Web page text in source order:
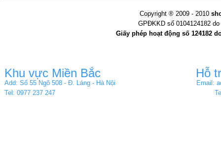
Copyright ® 2009 - 2010
GPĐKKD số 0104124182
Giấy phép hoạt động số 124182
Khu vực Miền Bắc
Add: Số 55 Ngõ 508 - Đ. Láng - Hà Nội
Tel: 0977 237 247
Hỗ
Email: